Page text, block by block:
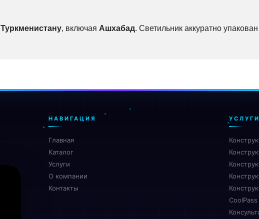
Туркменистану, включая Ашхабад. Светильник аккуратно
НАВИГАЦИЯ
Главная
Каталог
Услуги
О компании
Контакты
УСЛУГИ
CoolPass